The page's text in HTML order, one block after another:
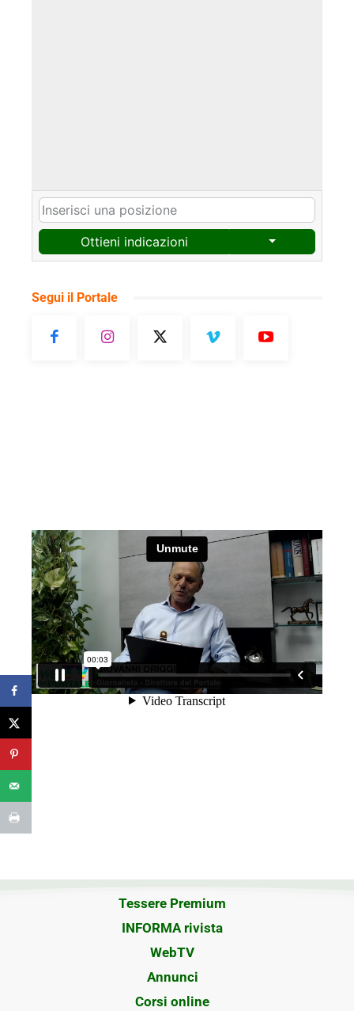
Ottieni indicazioni
Segui il Portale
Tessere Premium
INFORMA rivista
WebTV
Annunci
Corsi online